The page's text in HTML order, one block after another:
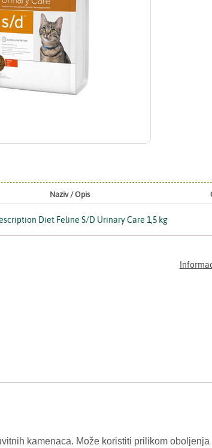
Naziv / Opis
Diet Feline S/D Urinary Care 1,5 kg
kamenaca. Može koristiti prilikom